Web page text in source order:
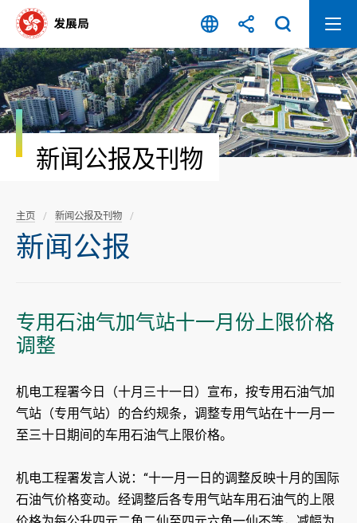
容
开
始
新闻公报及刊物
主页 新闻公报及刊物
新闻公报
专用石油气加气站十一月份上限价格
调整
机电工程署今日（十月三十一日）宣布，按专用石油气加
气站（专用气站）的合约规条，调整专用气站在十一月一
至三十日期间的车用石油气上限价格。
机电工程署发言人说：“十一月一日的调整反映十月的国际
石油气价格变动。经调整后各专用气站车用石油气的上限